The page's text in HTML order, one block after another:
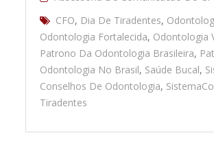
CFO, Dia De Tiradentes,
Odontologia Fortalecida, Odontologia
Patrono Da Odontologia Brasileira,
Odontologia No Brasil, Saúde Bucal,
Conselhos De Odontologia,
Tiradentes